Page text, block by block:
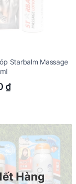
Starbalm Massage
₫
Hàng